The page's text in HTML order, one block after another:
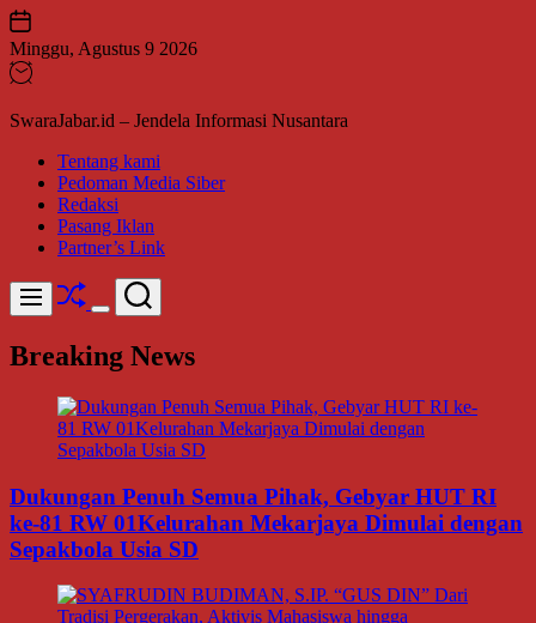
Skip
to
content
Minggu, Agustus 9 2026
SwaraJabar.id – Jendela Informasi Nusantara
Tentang kami
Pedoman Media Siber
Redaksi
Pasang Iklan
Partner’s Link
Menu Shuffle
Switch
mode
Search
Breaking News
Dukungan Penuh Semua Pihak, Gebyar HUT RI
ke-81 RW 01Kelurahan Mekarjaya Dimulai dengan
Sepakbola Usia SD